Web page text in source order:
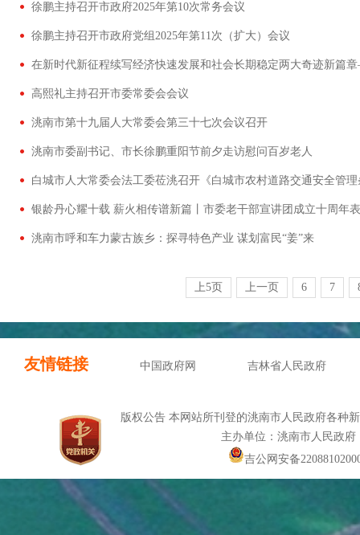
徐鹏主持召开市政府2025年第10次常务会议
徐鹏主持召开市政府党组2025年第11次（扩大）会议
高熙礼主持召开市委常委会会议
洮南市第十九届人大常委会第三十七次会议召开
洮南市委副书记、市长徐鹏重阳节前夕走访慰问百岁老人
洮南市呼和车力蒙古族乡：探寻特色产业 谋划富民“姜”来
上5页 上一页 6 7
友情链接 中国政府网 吉林省人民政府
版权公告 本网站所刊登的洮南市人民政府各种
主办单位：洮南市人民政
吉公网安备